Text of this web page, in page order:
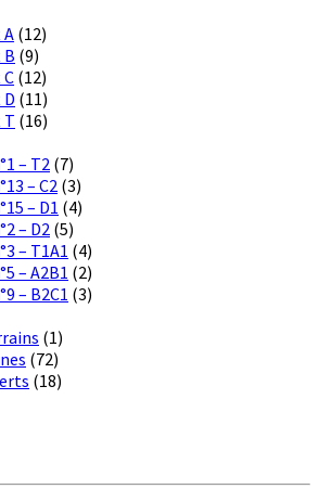
(12)
(9)
(12)
(11)
(16)
– T2 (7)
– C2 (3)
– D1 (4)
– D2 (5)
– T1A1 (4)
– A2B1 (2)
– B2C1 (3)
(1)
(72)
(18)